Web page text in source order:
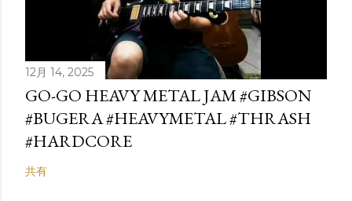
12月 14, 2025
GO-GO HEAVY METAL JAM #GIBSON
#BUGERA #HEAVYMETAL #THRASH
#HARDCORE
共有